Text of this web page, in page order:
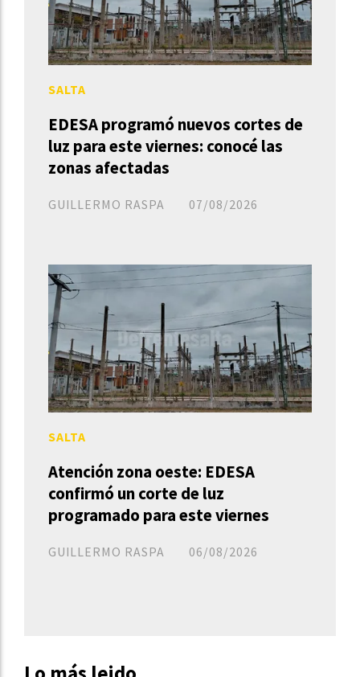
EDESA programó nuevos cortes de
luz para este viernes: conocé las
zonas afectadas
GUILLERMO RASPA
SALTA
07/08/2026
Atención zona oeste: EDESA
confirmó un corte de luz
programado para este viernes
GUILLERMO RASPA
SALTA
06/08/2026